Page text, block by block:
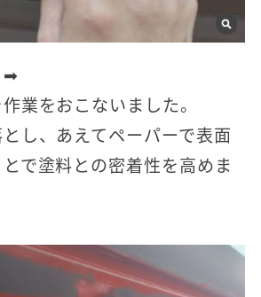
➡
業をおこないました。
し、あえてペーパーで表面
で塗料との密着性を高めま